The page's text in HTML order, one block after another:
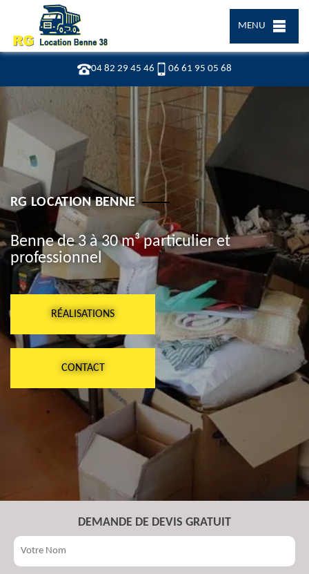
04 82 29 45 46 06 61 95 05 68
MENU
RG LOCATION BENNE
Benne de 3 à 30 m³ particulier et
professionnel
RÉALISATIONS
CONTACT
DEMANDE DE DEVIS GRATUIT